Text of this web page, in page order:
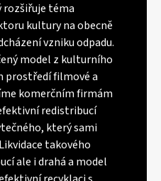
rozšiřuje téma
kultury na obecně
vzniku odpadu.
model z kulturního
prostředí filmové a
komerčním firmám
redistribucí
který sami
takového
ale i drahá a model